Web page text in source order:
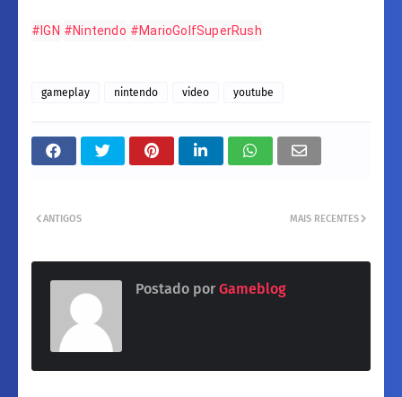
#IGN #Nintendo #MarioGolfSuperRush
gameplay nintendo video youtube
MAIS RECENTES
ANTIGOS
Postado por Gameblog